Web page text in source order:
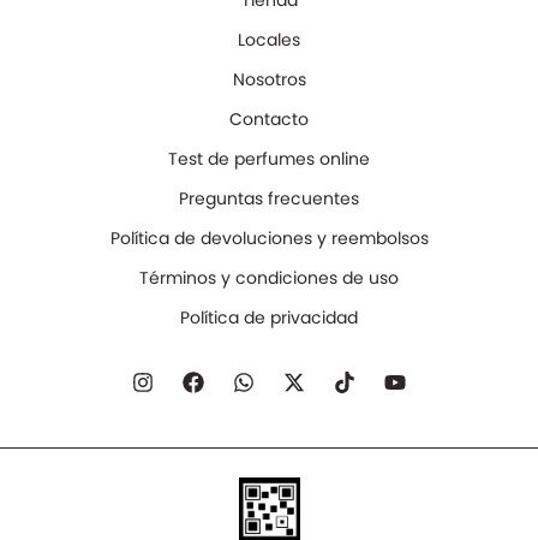
Locales
Nosotros
Contacto
Test de perfumes online
Preguntas frecuentes
Política de devoluciones y reembolsos
Términos y condiciones de uso
Política de privacidad